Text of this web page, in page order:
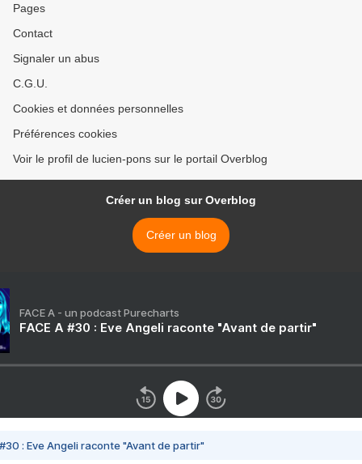
Pages
Contact
Signaler un abus
C.G.U.
Cookies et données personnelles
Préférences cookies
Voir le profil de lucien-pons sur le portail Overblog
Créer un blog sur Overblog
Créer un blog
FACE A - un podcast Purecharts
FACE A #30 : Eve Angeli raconte "Avant de partir"
#30 : Eve Angeli raconte "Avant de partir"